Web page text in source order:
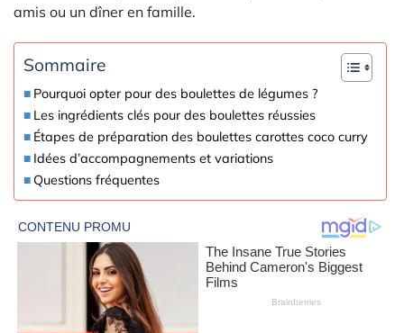
amis ou un dîner en famille.
Sommaire
Pourquoi opter pour des boulettes de légumes ?
Les ingrédients clés pour des boulettes réussies
Étapes de préparation des boulettes carottes coco curry
Idées d’accompagnements et variations
Questions fréquentes